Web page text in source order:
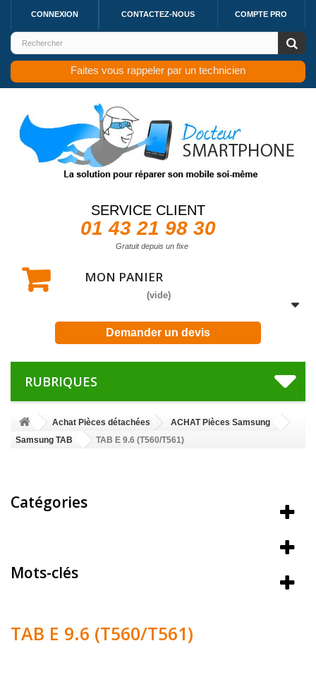
CONNEXION CONTACTEZ-NOUS COMPTE PRO
Faites vous rappeler par un technicien
SERVICE CLIENT
01 43 21 98 30
Gratuit depuis un fixe
MON PANIER
(vide)
Demander un devis
RUBRIQUES
Achat Pièces détachées
ACHAT Pièces Samsung
Samsung TAB
TAB E 9.6 (T560/T561)
Catégories
Mots-clés
TAB E 9.6 (T560/T561)